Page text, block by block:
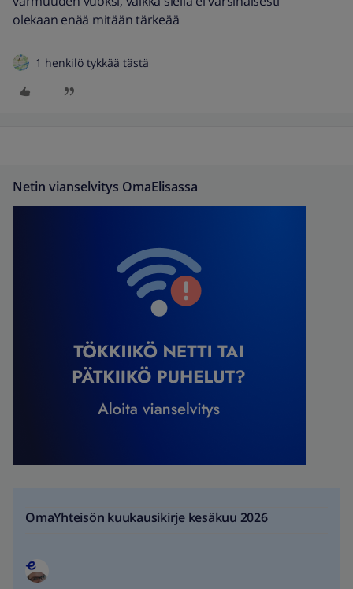
olekaan enää mitään tärkeää
1 henkilö tykkää tästä
Netin vianselvitys OmaElisassa
OmaYhteisön kuukausikirje kesäkuu 2026